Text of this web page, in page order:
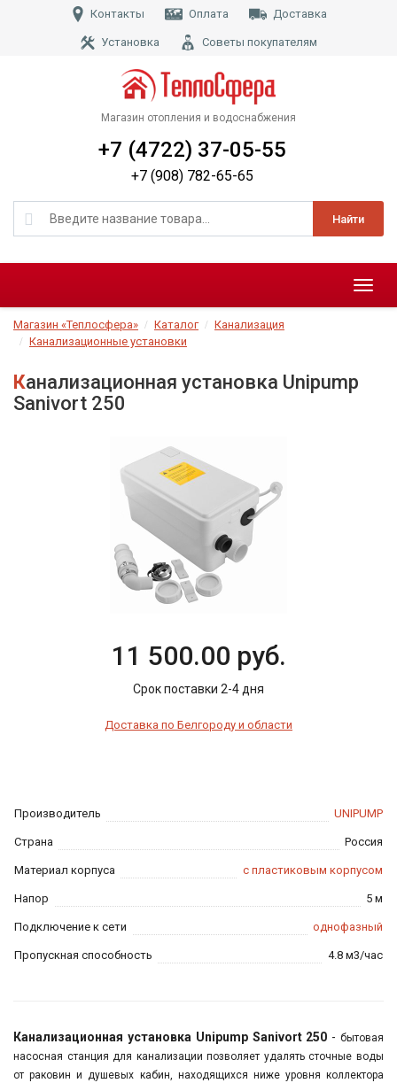
Контакты Оплата Доставка
Установка Советы покупателям
Магазин отопления и водоснабжения
Найти
+7 (4722) 37-05-55
+7 (908) 782-65-65
Меню
Магазин «Теплосфера» Каталог
Канализация
Канализационные установки
Канализационная установка Unipump
Sanivort 250
Производитель UNIPUMP
Страна Россия
Материал корпуса с пластиковым корпусом
Напор 5 м
Подключение к сети однофазный
Пропускная способность 4.8 м3/час
11 500.00 руб.
Срок поставки 2-4 дня
Доставка по Белгороду и области
Канализационная установка Unipump Sanivort 250 -бытовая
насосная станция для канализации позволяет удалять сточные воды
от раковин и душевых кабин, находящихся ниже уровня коллектора